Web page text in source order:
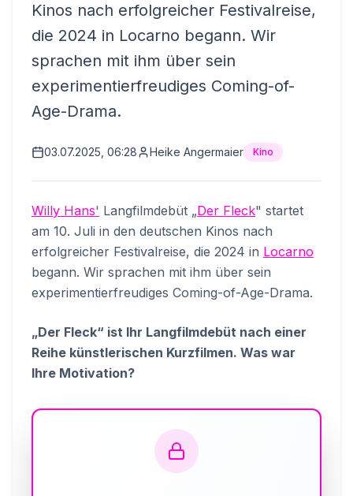
Kinos nach erfolgreicher Festivalreise,
die 2024 in Locarno begann. Wir
sprachen mit ihm über sein
experimentierfreudiges Coming-of-
Age-Drama.
03.07.2025, 06:28 Heike Angermaier Kino
Willy Hans' Langfilmdebüt „Der Fleck" startet
am 10. Juli in den deutschen Kinos nach
erfolgreicher Festivalreise, die 2024 in Locarno
begann. Wir sprachen mit ihm über sein
experimentierfreudiges Coming-of-Age-Drama.
„Der Fleck“ ist Ihr Langfilmdebüt nach einer
Reihe künstlerischen Kurzfilmen. Was war
Ihre Motivation?